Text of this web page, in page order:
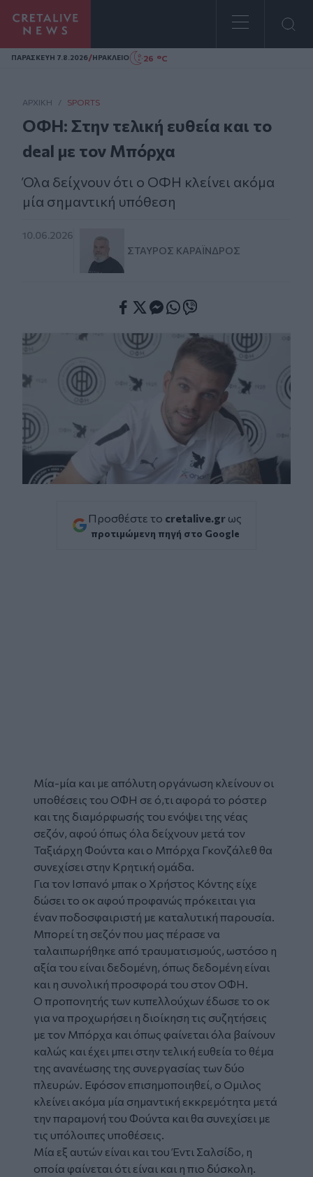
Homepage
ΠΑΡΑΣΚΕΥΗ 7.8.2026/ΗΡΑΚΛΕΙΟ 26 °C
ΑΡΧΙΚΗ / SPORTS
ΟΦΗ: Στην τελική ευθεία και το
deal με τον Μπόρχα
Όλα δείχνουν ότι ο ΟΦΗ κλείνει ακόμα
μία σημαντική υπόθεση
10.06.2026
ΣΤΑΎΡΟΣ ΚΑΡΑΪ́ΝΔΡΟΣ
Προσθέστε το cretalive.gr ως
προτιμώμενη πηγή στο Google
Μία-μία και με απόλυτη οργάνωση κλείνουν οι
υποθέσεις του ΟΦΗ σε ό,τι αφορά το ρόστερ
και της διαμόρφωσής του ενόψει της νέας
σεζόν, αφού όπως όλα δείχνουν μετά τον
Ταξιάρχη Φούντα και ο Μπόρχα Γκονζάλεθ θα
συνεχίσει στην Κρητική ομάδα.
Για τον Ισπανό μπακ ο Χρήστος Κόντης είχε
δώσει το οκ αφού προφανώς πρόκειται για
έναν ποδοσφαιριστή με καταλυτική παρουσία.
Μπορεί τη σεζόν που μας πέρασε να
ταλαιπωρήθηκε από τραυματισμούς, ωστόσο η
αξία του είναι δεδομένη, όπως δεδομένη είναι
και η συνολική προσφορά του στον ΟΦΗ.
Ο προπονητής των κυπελλούχων έδωσε το οκ
για να προχωρήσει η διοίκηση τις συζητήσεις
με τον Μπόρχα και όπως φαίνεται όλα βαίνουν
καλώς και έχει μπει στην τελική ευθεία το θέμα
της ανανέωσης της συνεργασίας των δύο
πλευρών. Εφόσον επισημοποιηθεί, ο Ομιλος
κλείνει ακόμα μία σημαντική εκκρεμότητα μετά
την παραμονή του Φούντα και θα συνεχίσει με
τις υπόλοιπες υποθέσεις.
Μία εξ αυτών είναι και του Έντι Σαλσίδο, η
οποία φαίνεται ότι είναι και η πιο δύσκολη.